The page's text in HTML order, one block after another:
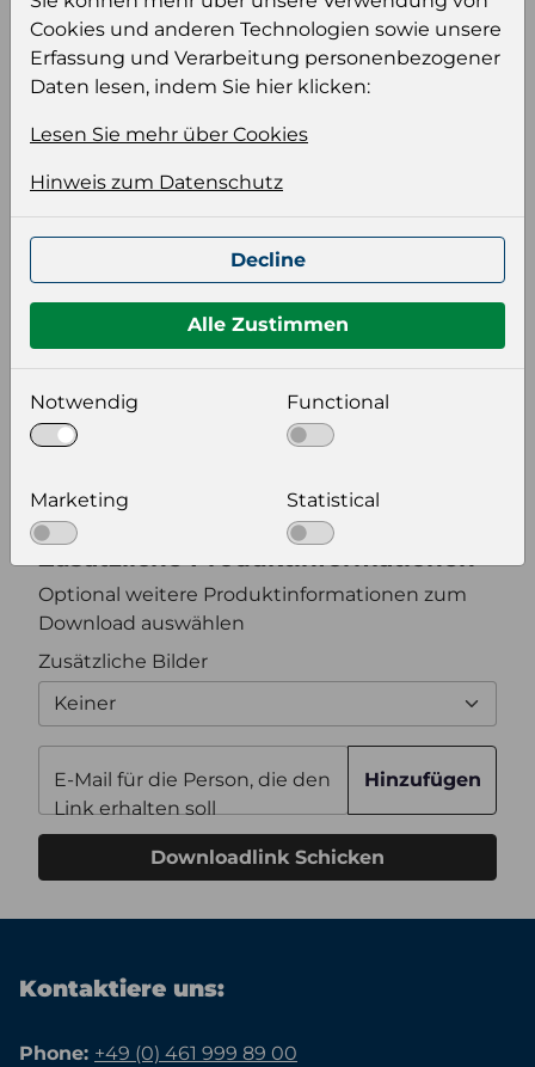
Produktinformation
Ihre Produktdatei aus
Sprache
Keiner
Bildeinstellungen
wählen Sie eine Auflösung für Ihr Bild aus
Zusätzliche Produktinformationen
Optional weitere Produktinformationen zum
Download auswählen
Zusätzliche Bilder
Keiner
E-Mail für die Person, die den
Link erhalten soll
Hinzufügen
Downloadlink Schicken
Kontaktiere uns:
Phone: +49 (0) 461 999 89 00
Cookies und anderen Technologien sowie unsere
Erfassung und Verarbeitung personenbezogener
Daten lesen, indem Sie hier klicken:
Lesen Sie mehr über Cookies
Hinweis zum Datenschutz
Decline
Alle Zustimmen
Notwendig Functional
Marketing Statistical